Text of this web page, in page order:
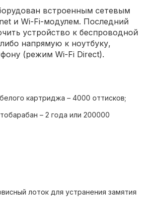
встроенным сетевым
и Wi-Fi-модулем. Последний
устройство к беспроводной
напрямую к ноутбуку,
(режим Wi-Fi Direct).
картриджа – 4000 оттисков;
– 2 года или 200000
печати без явно выраженной
интерфейс;
лоток для устранения замятия